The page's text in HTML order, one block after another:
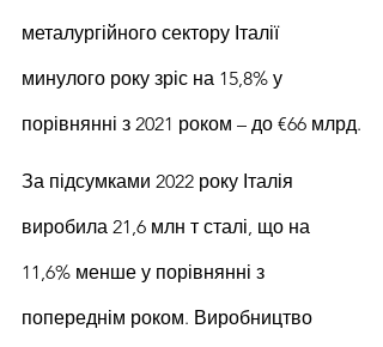
металургійного сектору Італії
минулого року зріс на 15,8% у
порівнянні з 2021 роком – до €66 млрд.
За підсумками 2022 року Італія
виробила 21,6 млн т сталі, що на
11,6% менше у порівнянні з
попереднім роком. Виробництво